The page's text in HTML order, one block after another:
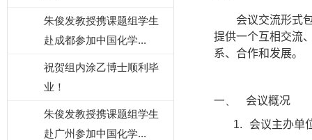
朱俊发教授携课题组学生
赴成都参加中国化学...
祝贺组内涂乙博士顺利毕
业！
朱俊发教授携课题组学生
赴广州参加中国化学...
会议交流形式
提供一个互相交流
系、合作和发展。
一、
会议概况
1.
会议主办单